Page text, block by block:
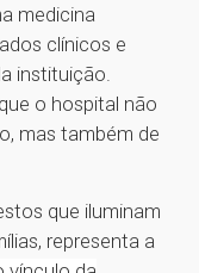
medicina
clínicos e
instituição.
o hospital não
mas também de
que iluminam
representa a